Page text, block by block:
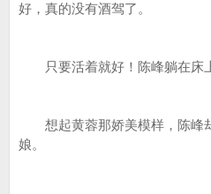
好，真的没有酒驾了。
只要活着就好！陈峰躺在床上
想起黄蓉那娇美模样，陈峰
娘。